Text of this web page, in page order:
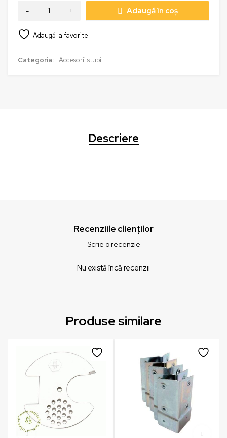
Adaugă în coș
Categoria: Accesorii stupi
Descriere
Recenziile clienților
Scrie o recenzie
Nu există încă recenzii
Produse similare